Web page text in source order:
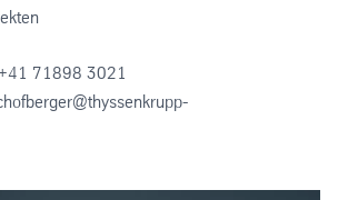
71898 3021